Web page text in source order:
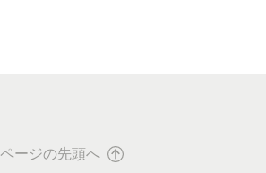
ページの先頭へ